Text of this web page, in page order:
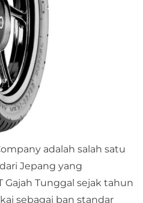
adalah salah satu
Jepang yang
Gajah Tunggal sejak tahun
sebagai ban standar